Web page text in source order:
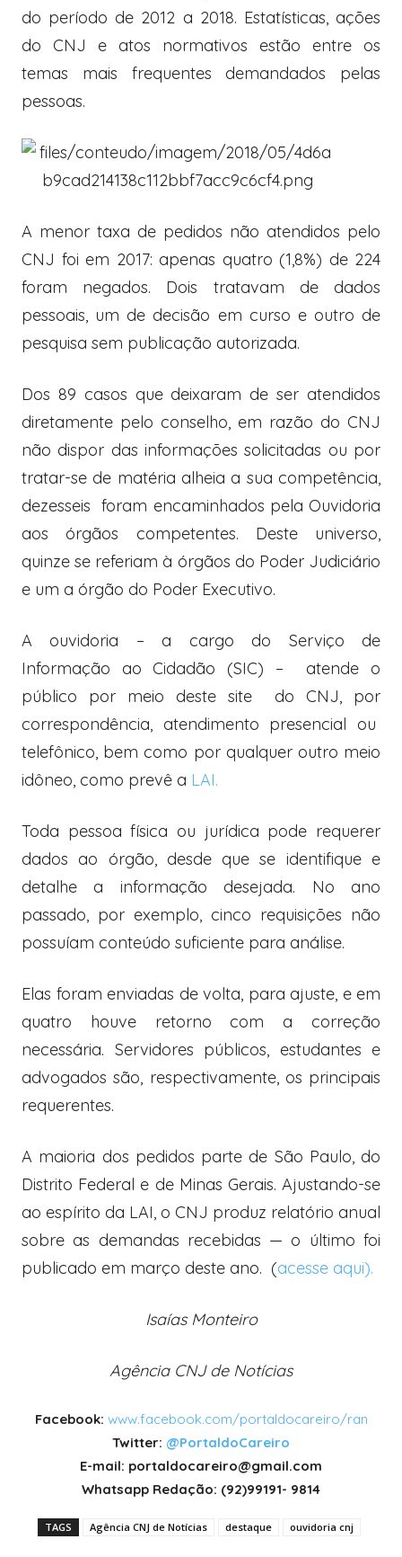
do período de 2012 a 2018. Estatísticas, ações
do CNJ e atos normativos estão entre os
temas mais frequentes demandados pelas
pessoas.
A menor taxa de pedidos não atendidos pelo
CNJ foi em 2017: apenas quatro (1,8%) de 224
foram negados. Dois tratavam de dados
pessoais, um de decisão em curso e outro de
pesquisa sem publicação autorizada.
Dos 89 casos que deixaram de ser atendidos
diretamente pelo conselho, em razão do CNJ
não dispor das informações solicitadas ou por
tratar-se de matéria alheia a sua competência,
dezesseis foram encaminhados pela Ouvidoria
aos órgãos competentes. Deste universo,
quinze se referiam à órgãos do Poder Judiciário
e um a órgão do Poder Executivo.
A ouvidoria – a cargo do Serviço de
Informação ao Cidadão (SIC) – atende o
público por meio deste site do CNJ, por
correspondência, atendimento presencial ou
telefônico, bem como por qualquer outro meio
idôneo, como prevê a LAI.
Toda pessoa física ou jurídica pode requerer
dados ao órgão, desde que se identifique e
detalhe a informação desejada. No ano
passado, por exemplo, cinco requisições não
possuíam conteúdo suficiente para análise.
Elas foram enviadas de volta, para ajuste, e em
quatro houve retorno com a correção
necessária. Servidores públicos, estudantes e
advogados são, respectivamente, os principais
requerentes.
A maioria dos pedidos parte de São Paulo, do
Distrito Federal e de Minas Gerais. Ajustando-se
ao espírito da LAI, o CNJ produz relatório anual
sobre as demandas recebidas — o último foi
publicado em março deste ano. (acesse aqui).
Isaías Monteiro
Agência CNJ de Notícias
Facebook: www.facebook.com/portaldocareiro/ran
Twitter: @PortaldoCareiro
E-mail: portaldocareiro@gmail.com
Whatsapp Redação: (92)99191- 9814
TAGS Agência CNJ de Notícias destaque ouvidoria cnj